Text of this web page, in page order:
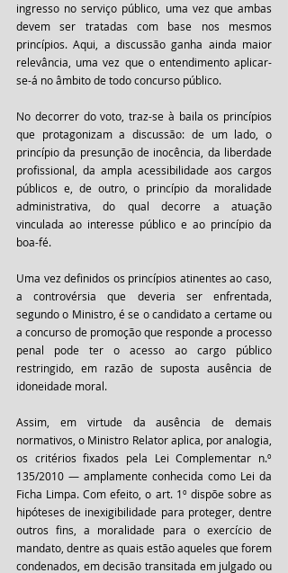
ingresso no serviço público, uma vez que ambas
devem ser tratadas com base nos mesmos
princípios. Aqui, a discussão ganha ainda maior
relevância, uma vez que o entendimento aplicar-
se-á no âmbito de todo concurso público.
No decorrer do voto, traz-se à baila os princípios
que protagonizam a discussão: de um lado, o
princípio da presunção de inocência, da liberdade
profissional, da ampla acessibilidade aos cargos
públicos e, de outro, o princípio da moralidade
administrativa, do qual decorre a atuação
vinculada ao interesse público e ao princípio da
boa-fé.
Uma vez definidos os princípios atinentes ao caso,
a controvérsia que deveria ser enfrentada,
segundo o Ministro, é se o candidato a certame ou
a concurso de promoção que responde a processo
penal pode ter o acesso ao cargo público
restringido, em razão de suposta ausência de
idoneidade moral.
Assim, em virtude da ausência de demais
normativos, o Ministro Relator aplica, por analogia,
os critérios fixados pela Lei Complementar n.º
135/2010 — amplamente conhecida como Lei da
Ficha Limpa. Com efeito, o art. 1º dispõe sobre as
hipóteses de inexigibilidade para proteger, dentre
outros fins, a moralidade para o exercício de
mandato, dentre as quais estão aqueles que forem
condenados, em decisão transitada em julgado ou